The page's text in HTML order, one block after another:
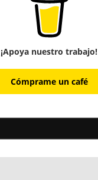
¡Apoya nuestro trabajo!
Cómprame un café